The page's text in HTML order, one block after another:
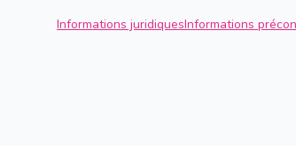
Informations juridiquesInformations